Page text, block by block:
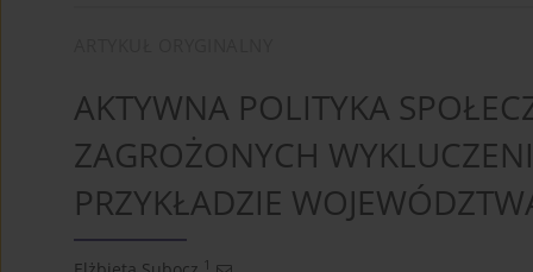
AKTYWNA POLITYKA
ZAGROŻONYCH
PRZYKŁADZIE
1